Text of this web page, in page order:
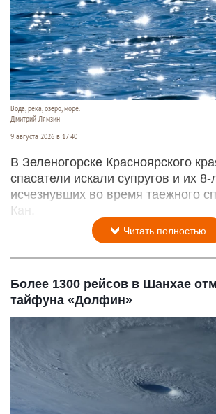
Вода, река, озеро, море.
Дмитрий Лямзин
9 августа 2026 в 17:40
В Зеленогорске Красноярского
спасатели искали супругов и их 8-
исчезнувших во время таежного
Кан.
Читать полностью
Более 1300 рейсов в Шанхае
тайфуна «Долфин»